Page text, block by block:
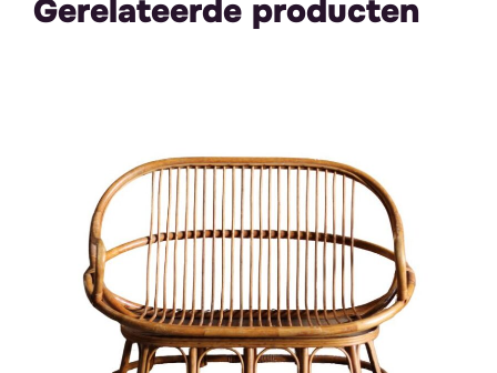
Gerelateerde producten